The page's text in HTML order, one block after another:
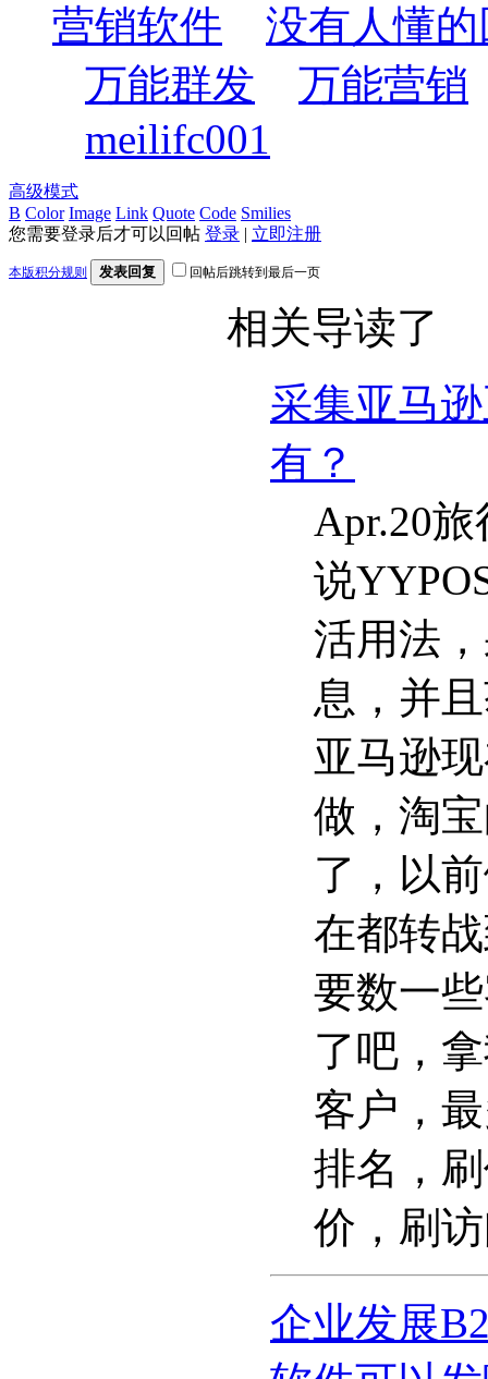
营销软件
没有人懂
万能群发
万能营销
meilifc001
高级模式
B Color Image Link Quote Code Smilies
您需要登录后才可以回帖 登录 | 立即注册
本版积分规则 发表回复 回帖后跳转到最后一页
相关导读了
采集亚马
有？
Apr.20
说
活用法
息，并
亚马逊
做，淘
了，以
在都转
要数一
了吧，
客户，
排名，
价，刷
企业发展